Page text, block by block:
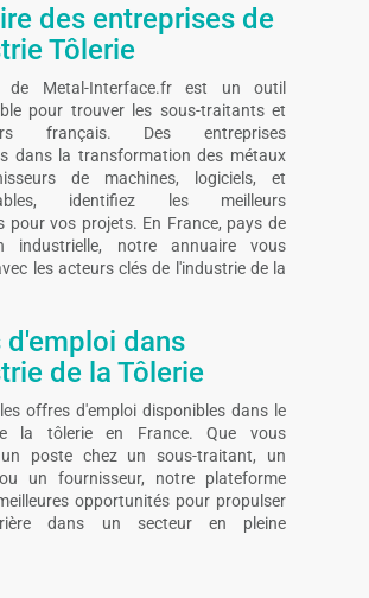
des entreprises de
Tôlerie
de Metal-Interface.fr est un outil
pour trouver les sous-traitants et
français. Des entreprises
dans la transformation des métaux
de machines, logiciels, et
identifiez les meilleurs
pour vos projets. En France, pays de
industrielle, notre annuaire vous
les acteurs clés de l'industrie de la
d'emploi dans
de la Tôlerie
offres d'emploi disponibles dans le
la tôlerie en France. Que vous
un poste chez un sous-traitant, un
un fournisseur, notre plateforme
opportunités pour propulser
dans un secteur en pleine